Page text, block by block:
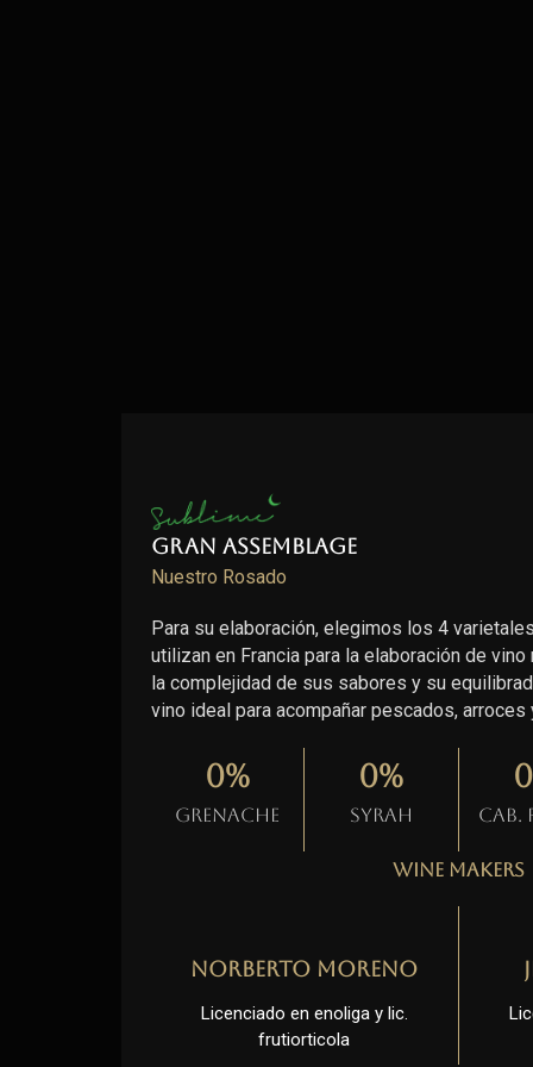
Gran Assemblage
Nuestro Rosado
Para su elaboración, elegimos los 4
utilizan en Francia para la elaboración de
la complejidad de sus sabores y su
vino ideal para acompañar pescados, arroces
Grenache
0%
Syrah
0%
Cab.
0
Wine Makers
Norberto Moreno
Licenciado en enoliga y lic.
frutiorticola